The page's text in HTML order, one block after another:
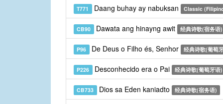
T771 Daang buhay ay nabuksan Classic
CB90 Dawata ang hinayng awit 经典诗歌(宿务语)
P96 De Deus o Filho és, Senhor 经典诗歌(葡萄
P226 Desconhecido era o Pai 经典诗歌(葡萄牙语)
CB733 Dios sa Eden kaniadto 经典诗歌(宿务语)